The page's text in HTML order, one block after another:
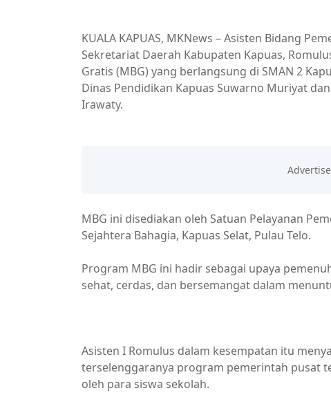
KUALA KAPUAS, MKNews – Asisten Bidang
Sekretariat Daerah Kabupaten Kapuas,
Gratis (MBG) yang berlangsung di SMAN 2
Dinas Pendidikan Kapuas Suwarno Muriyat
Irawaty.
MBG ini disediakan oleh Satuan Pelayanan
Sejahtera Bahagia, Kapuas Selat, Pulau Telo.
Program MBG ini hadir sebagai upaya
sehat, cerdas, dan bersemangat dalam
Asisten I Romulus dalam kesempatan itu
terselenggaranya program pemerintah pusat
oleh para siswa sekolah.